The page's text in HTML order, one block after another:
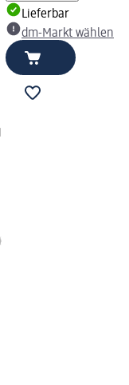
Lieferbar
dm-Markt wählen